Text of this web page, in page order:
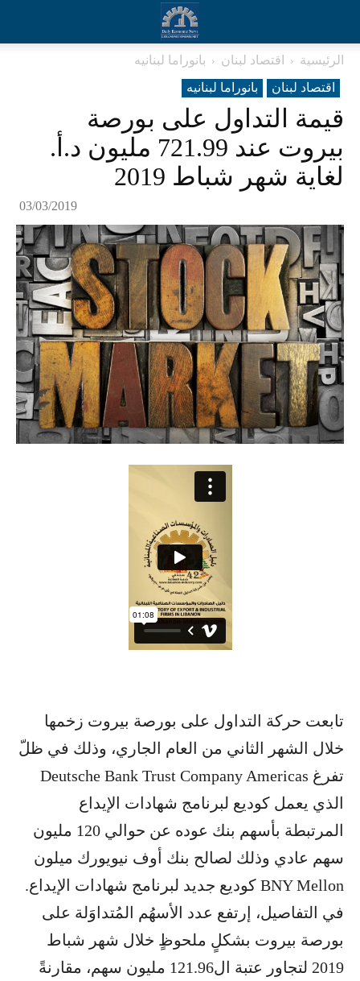
الرئيسية اقتصاد لبنان
بانوراما لبنانیه
اقتصاد لبنان
بانوراما لبنانیه
قيمة التداول على بورصة
بيروت عند 721.99 مليون د.أ.
لغاية شهر شباط 2019
03/03/2019
تابعت حركة التداول على بورصة بيروت زخمها
خلال الشهر الثاني من العام الجاري، وذلك في ظلّ
تفرغ Deutsche Bank Trust Company Americas
الذي يعمل كوديع لبرنامج شهادات الإيداع
المرتبطة بأسهم بنك عوده عن حوالي 120 مليون
سهم عادي وذلك لصالح بنك أوف نيويورك ميلون
BNY Mellon كوديع جديد لبرنامج شهادات الإيداع.
في التفاصيل، إرتفع عدد الأسهُم المُتداوَلة على
بورصة بيروت بشكلٍ ملحوظٍ خلال شهر شباط
2019 لتجاور عتبة ال121.96 مليون سهم، مقارنةً